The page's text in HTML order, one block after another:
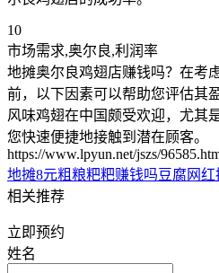
10
市场需求,奥尔良,利润率
地摊奥尔良鸡翅店赚钱吗？在考
前，以下因素可以帮助您评估其
风味鸡翅在中国颇受欢迎，尤其
您快速便捷地接触到潜在顾客。
https://www.lpyun.net/jszs/
地摊8元粗粮粑粑赚钱吗豆腐网
相关推荐
立即预约
姓名